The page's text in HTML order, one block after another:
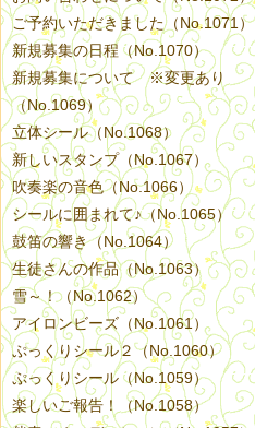
ご予約いただきました（No.1071）
新規募集の日程（No.1070）
新規募集について ※変更あり
（No.1069）
立体シール（No.1068）
新しいスタンプ（No.1067）
吹奏楽の音色（No.1066）
シールに囲まれて♪（No.1065）
鼓笛の響き（No.1064）
生徒さんの作品（No.1063）
雪～！（No.1062）
アイロンビーズ（No.1061）
ぷっくりシール２（No.1060）
ぷっくりシール（No.1059）
楽しいご報告！（No.1058）